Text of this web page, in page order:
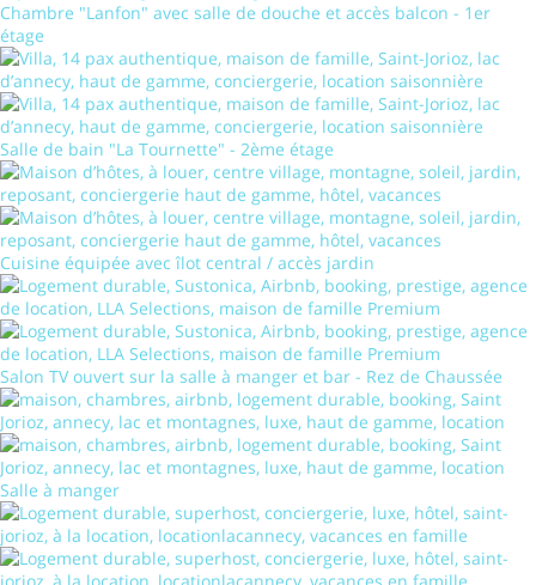
Chambre "Lanfon" avec salle de douche et accès balcon - 1er
étage
Salle de bain "La Tournette" - 2ème étage
Cuisine équipée avec îlot central / accès jardin
Salon TV ouvert sur la salle à manger et bar - Rez de Chaussée
Salle à manger